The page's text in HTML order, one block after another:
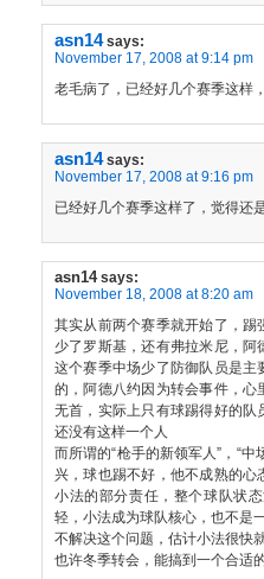
asn14 says:
November 17, 2008 at 9:14 pm
老毛病了，已经好几个赛季这样
asn14 says:
November 17, 2008 at 9:16 pm
已经好几个赛季这样了，觉得还
asn14 says:
November 18, 2008 at 8:20 am
其实从前两个赛季就开始了，
少了罗斯基，还有弗拉米尼，
这个赛季中场少了防御队员是
的，阿德八约因为转会事件，
无首，实际上只有球踢得好的
还没有这样一个人
而所谓的“枪手的新领军人”，“
兴，球也踢不好，他不成熟的
小法的部分责任，整个球队状
轻，小法成为球队核心，也不是
不解决这个问题，估计小法很快
也许冬季转会，能搞到一个合适